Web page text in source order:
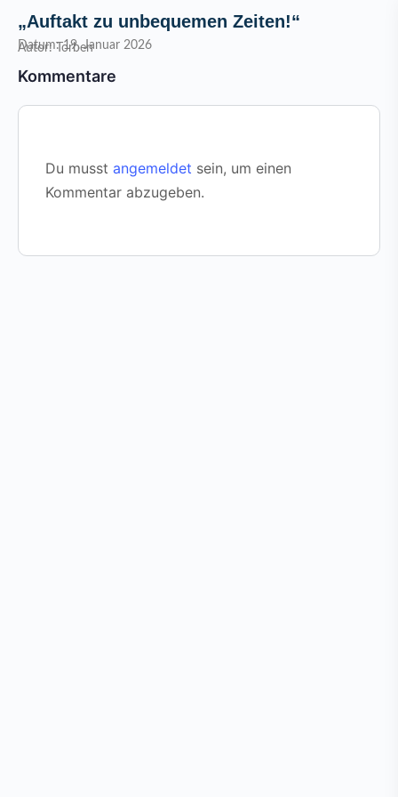
„Auftakt zu unbequemen Zeiten!“
Datum: 19. Januar 2026
Autor: Torben
Kommentare
Du musst angemeldet sein, um einen
Kommentar abzugeben.